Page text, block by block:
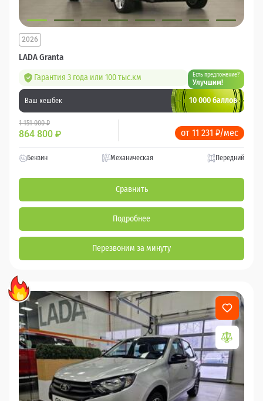
LADA Granta
2026
Гарантия 3 года или 100 тыс.км Есть предложение?
Улучшим!
Ваш кешбек 10 000 баллов
1 151 000 ₽
864 800 ₽ от 11 231 ₽/мес
Бензин Механическая Передний
Сравнить
Подробнее
Перезвоним за минуту